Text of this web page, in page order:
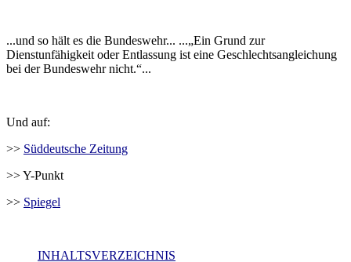
...und so hält es die Bundeswehr... ...„Ein Grund zur
Dienstunfähigkeit oder Entlassung ist eine Geschlechtsangleichung
bei der Bundeswehr nicht.“...
Und auf:
>> Süddeutsche Zeitung
>> Y-Punkt
>> Spiegel
INHALTSVERZEICHNIS